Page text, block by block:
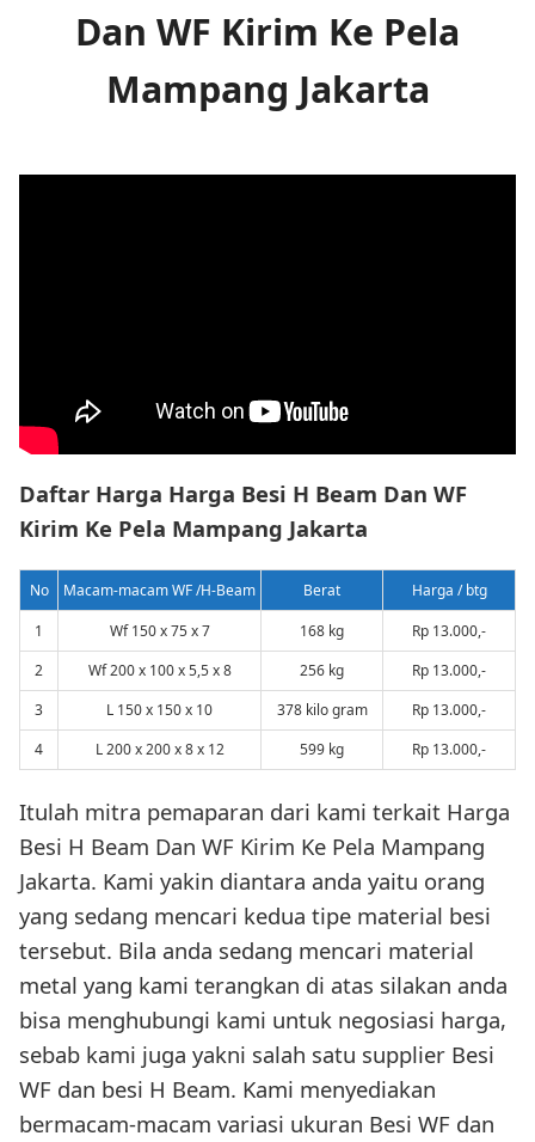
Dan WF Kirim Ke Pela
Mampang Jakarta
Daftar Harga Harga Besi H Beam Dan WF
Kirim Ke Pela Mampang Jakarta
No Macam-macam WF /H-Beam Berat
Harga / btg
1
Wf 150 x 75 x 7 168 kg
Rp 13.000,-
2
Wf 200 x 100 x 5,5 x 8 256 kg
Rp 13.000,-
3
L 150 x 150 x 10 378 kilo gram
Rp 13.000,-
4
L 200 x 200 x 8 x 12 599 kg Rp 13.000,-
Itulah mitra pemaparan dari kami terkait Harga
Besi H Beam Dan WF Kirim Ke Pela Mampang
Jakarta. Kami yakin diantara anda yaitu orang
yang sedang mencari kedua tipe material besi
tersebut. Bila anda sedang mencari material
metal yang kami terangkan di atas silakan anda
bisa menghubungi kami untuk negosiasi harga,
sebab kami juga yakni salah satu supplier Besi
WF dan besi H Beam. Kami menyediakan
bermacam-macam variasi ukuran Besi WF dan